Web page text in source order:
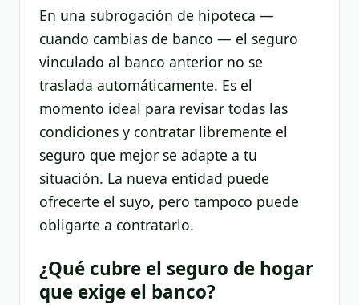
En una subrogación de hipoteca —
cuando cambias de banco — el seguro
vinculado al banco anterior no se
traslada automáticamente. Es el
momento ideal para revisar todas las
condiciones y contratar libremente el
seguro que mejor se adapte a tu
situación. La nueva entidad puede
ofrecerte el suyo, pero tampoco puede
obligarte a contratarlo.
¿Qué cubre el seguro de hogar
que exige el banco?